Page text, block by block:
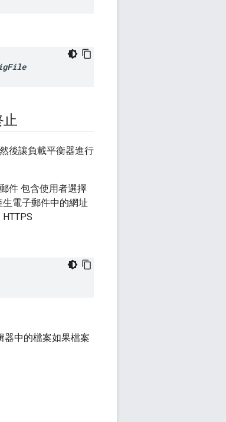
止
後讓負載平衡器進行
件 包含使用者選擇
電子郵件中的網址
器中的檔案如果檔案